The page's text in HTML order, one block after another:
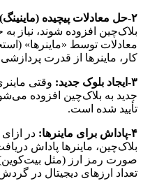
۲-حل معادلات پیچیده (ماینینگ):
بلاک‌چین افزوده شوند، نیاز
معادلات توسط «ماینرها»
کار، ماینرها از قدرت
۳-ایجاد بلوک جدید:
وقتی
جدید به بلاک‌چین افزوده
تأیید شده است.
۴-پاداش برای ماینرها:
در
بلاک‌چین، ماینرها پاداش
صورت رمز ارز (مثل
تعداد ارزهای دیجیتال در